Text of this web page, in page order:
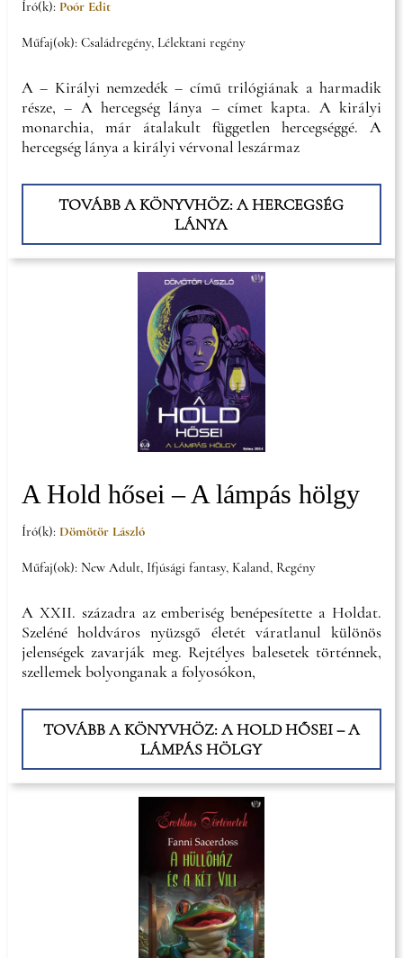
Író(k): Poór Edit
Műfaj(ok): Családregény, Lélektani regény
A – Királyi nemzedék – című trilógiának a harmadik
része, – A hercegség lánya – címet kapta. A királyi
monarchia, már átalakult független hercegséggé. A
hercegség lánya a királyi vérvonal leszármaz
TOVÁBB A KÖNYVHÖZ: A HERCEGSÉG
LÁNYA
A Hold hősei – A lámpás hölgy
Író(k): Dömötör László
Műfaj(ok): New Adult, Ifjúsági fantasy, Kaland, Regény
A XXII. századra az emberiség benépesítette a Holdat.
Szeléné holdváros nyüzsgő életét váratlanul különös
jelenségek zavarják meg. Rejtélyes balesetek történnek,
szellemek bolyonganak a folyosókon,
TOVÁBB A KÖNYVHÖZ: A HOLD HŐSEI – A
LÁMPÁS HÖLGY